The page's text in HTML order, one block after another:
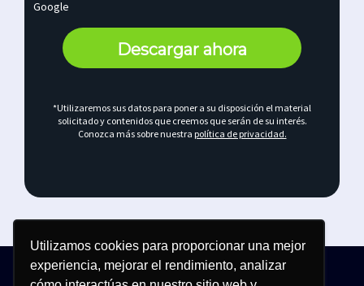
Utilizamos cookies para proporcionar una mejor
experiencia, mejorar el rendimiento, analizar
Google
Descargar ahora
*Utilizaremos sus datos para poner a su disposición el material
solicitado y contenidos que creemos que serán de su interés.
Conozca más sobre nuestra política de privacidad.